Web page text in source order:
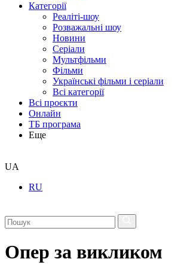
Категорії
Реаліті-шоу
Розважальні шоу
Новини
Серіали
Мультфільми
Фільми
Українські фільми і серіали
Всі категорії
Всі проєкти
Онлайн
ТБ програма
Еще
UA
RU
Опер за викликом